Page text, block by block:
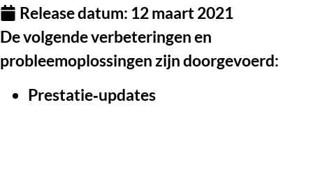
Release datum: 12 maart 2021
De volgende verbeteringen en
probleemoplossingen zijn doorgevoerd:
Prestatie‑updates